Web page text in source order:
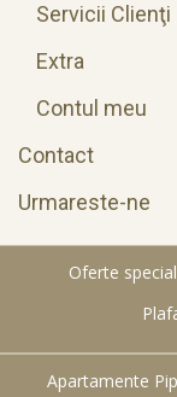
Servicii Clienţi
Extra
Contul meu
Contact
Urmareste-ne
Oferte
Apartamente